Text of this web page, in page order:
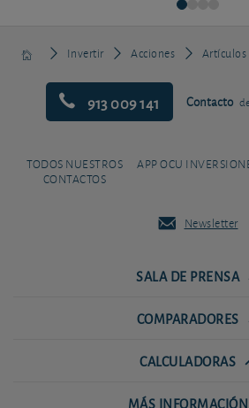
Invertir Acciones Artículos
913 009 141 Contacto
TODOS NUESTROS
CONTACTOS
APP OCU
Newsletter
SALA DE PRENSA
COMPARADORES
CALCULADORAS
MÁS INFORMACIÓN